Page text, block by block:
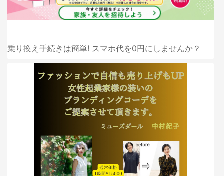
乗り換え手続きは簡単! スマホ代を0円にしませんか？